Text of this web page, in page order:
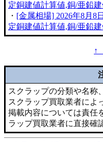
定銅建値計算値,銅/亜鉛
・ [金属相場] 2026年8月8
定銅建値計算値,銅/亜鉛
↑
スクラップの分類や名称
スクラップ買取業者によ
掲載内容については責任
ラップ買取業者に直接確